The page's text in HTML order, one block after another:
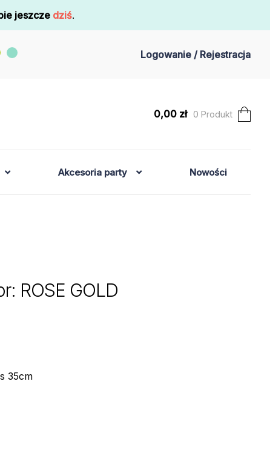
jeszcze dziś.
Logowanie / Rejestracja
0,00 zł 0 Produkt
Akcesoria party Nowości
ROSE GOLD
35cm